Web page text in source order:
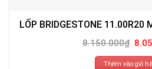
LỐP BRIDGESTONE 11.00R20
8.150.000₫ Giá
gốc
là:
Thêm vào giỏ